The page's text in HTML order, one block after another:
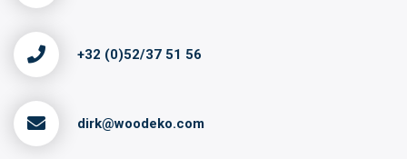
+32 (0)52/37 51 56
dirk@woodeko.com